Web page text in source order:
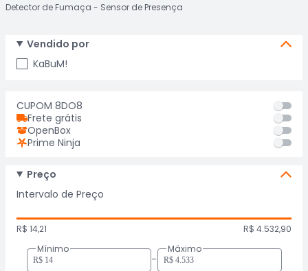
Detector de Fumaça Sensor de Presença
Vendido por
KaBuM!
CUPOM 8DO8
Frete grátis
OpenBox
Prime Ninja
Preço
Intervalo de Preço
R$ 14,21
R$ 4.532,90
Mínimo
-
Máximo